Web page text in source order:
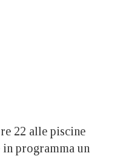
22 alle piscine
programma un